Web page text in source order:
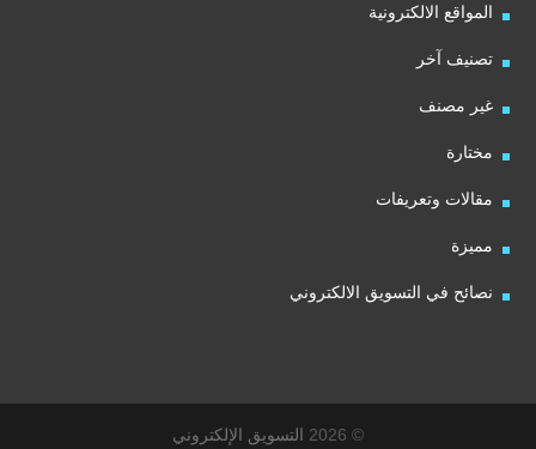
المواقع الالكترونية
تصنيف آخر
غير مصنف
مختارة
مقالات وتعريفات
مميزة
نصائح في التسويق الالكتروني
© 2026 التسويق الإلكتروني